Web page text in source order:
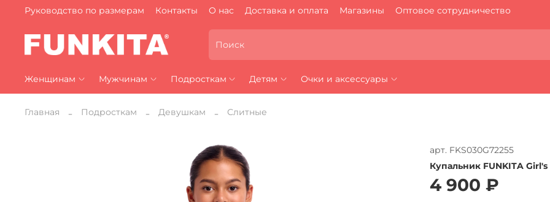
Руководство по размерам Контакты О нас Доставка и оплата Магазины Оптовое сотрудничество
Женщинам Мужчинам Подросткам Детям Очки и аксессуары
Главная Подросткам Девушкам Слитные
арт. FKS030G72255
Купальник FUNKITA
4 900 ₽